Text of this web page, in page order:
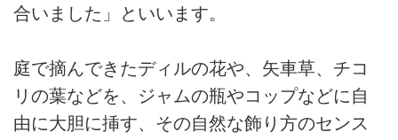
合いました」といいます。
庭で摘んできたディルの花や、矢車草、チコ
リの葉などを、ジャムの瓶やコップなどに自
由に大胆に挿す、その自然な飾り方のセンス